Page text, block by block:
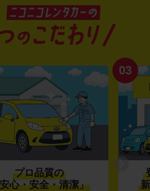
プロ品質の
心・安全・清潔」
03